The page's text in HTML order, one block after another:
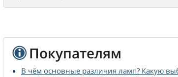
Покупателям
В чём основные различия ламп? Какую